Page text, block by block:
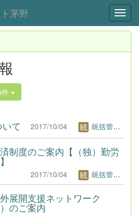
茅野
て 2017/10/04 統括管理者1
制度のご案内【（独）勤労
2017/10/04 統括管理者1
展開支援ネットワーク
のご案内